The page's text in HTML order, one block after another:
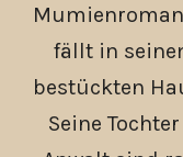
fällt in
bestückten
Seine